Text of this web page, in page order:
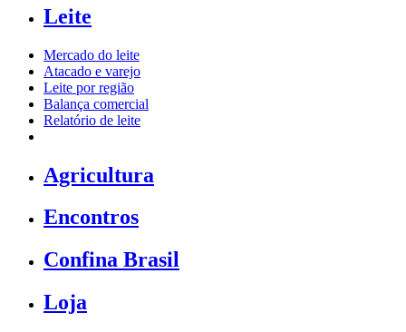
Leite
Mercado do leite
Atacado e varejo
Leite por região
Balança comercial
Relatório de leite
Agricultura
Encontros
Confina Brasil
Loja